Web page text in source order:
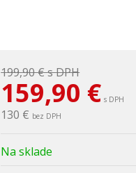
199,90 €s DPH
159,90 € s DPH
130 € bez DPH
Na sklade